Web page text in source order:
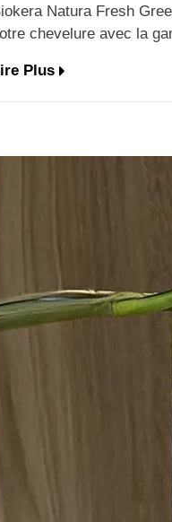
Natura Fresh
chevelure avec la
Plus